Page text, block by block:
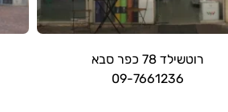
רוטשילד 78 כפר סבא
09-7661236